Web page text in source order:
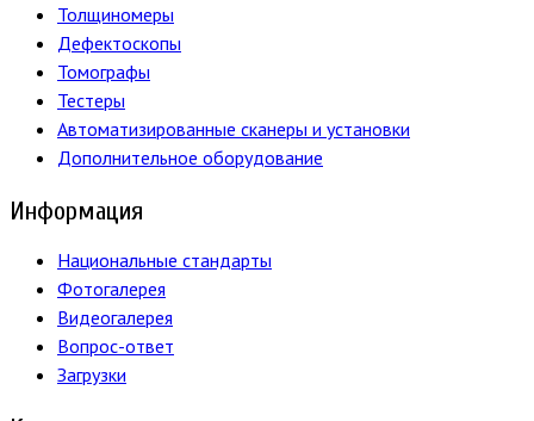
Толщиномеры
Дефектоскопы
Томографы
Тестеры
Автоматизированные сканеры и установки
Дополнительное оборудование
Информация
Национальные стандарты
Фотогалерея
Видеогалерея
Вопрос-ответ
Загрузки